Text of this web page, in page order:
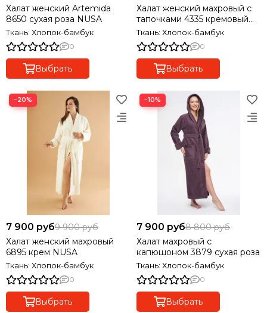
Халат женский Artemida
8650 сухая роза NUSA
Ткань: Хлопок-бамбук
0
Выбрать
Халат женский махровый с
тапочками 4335 кремовый
NUSA Турция
Ткань: Хлопок-бамбук
0
Выбрать
−20%
7 900 руб9 900 руб
Халат женский махровый
6895 крем NUSA
Ткань: Хлопок-бамбук
0
Выбрать
−10%
7 900 руб8 800 руб
Халат махровый с
капюшоном 3879 сухая роза
Ткань: Хлопок-бамбук
0
Выбрать